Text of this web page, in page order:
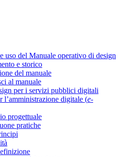
uso del Manuale operativo di design
e storico
del manuale
al manuale
per i servizi pubblici digitali
l’amministrazione digitale (e-
progettuale
pratiche